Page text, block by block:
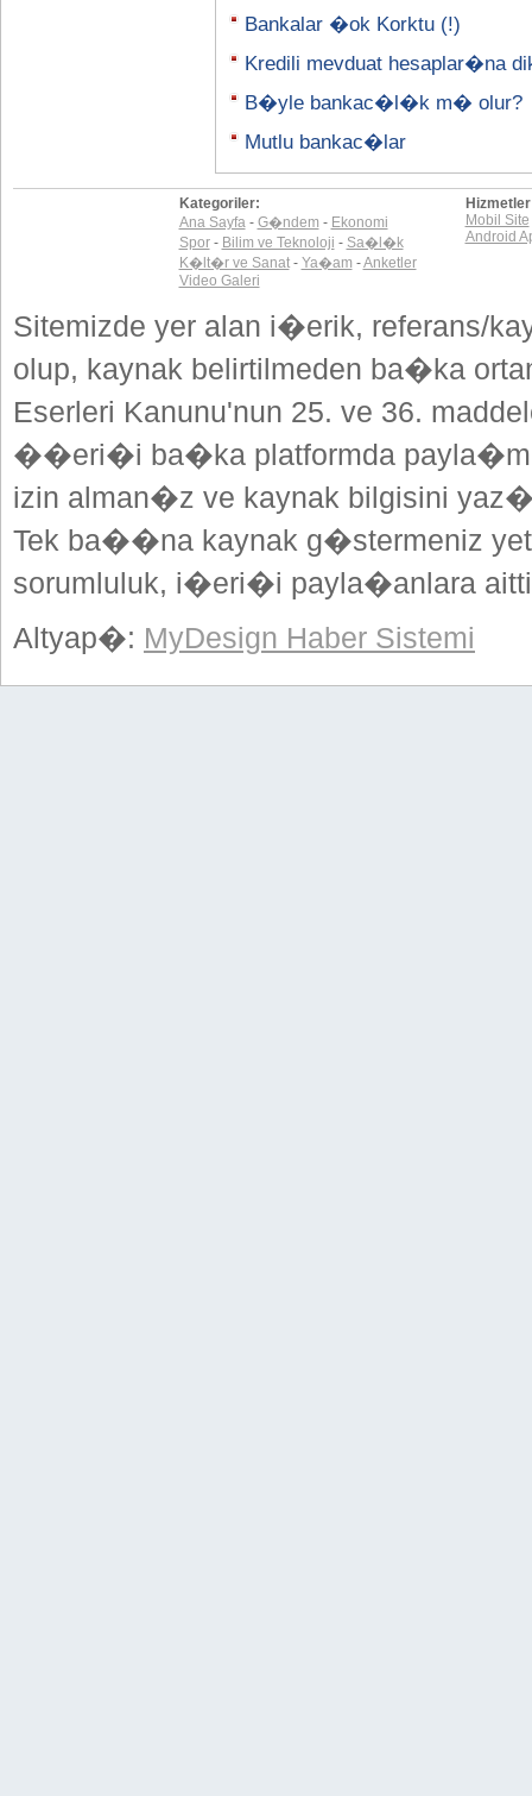
Bankalar �ok Korktu (!)
Kredili mevduat hesaplar�na
B�yle bankac�l�k m� olur?
Mutlu bankac�lar
Kategoriler:
Ana Sayfa- G�ndem - Ekonomi
Spor- Bilim ve Teknoloji - Sa�l�k
K�lt�r ve Sanat- Ya�am -Anketler
Video Galeri
Mobil Site
Android
Sitemizde yer alan i�erik, referans/
olup, kaynak belirtilmeden ba�ka
Eserleri Kanunu'nun 25. ve 36.
��eri�i ba�ka platformda
izin alman�z ve kaynak bilgisini
Tek ba��na kaynak g�stermeniz
sorumluluk, i�eri�i payla�anlara
Altyap�: MyDesign Haber Sistemi